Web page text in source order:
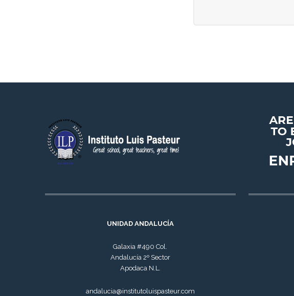
UNIDAD ANDALUCÍA
Galaxia #490 Col.
Andalucía 2º Sector
Apodaca N.L.
andalucia@institutoluispasteur.com